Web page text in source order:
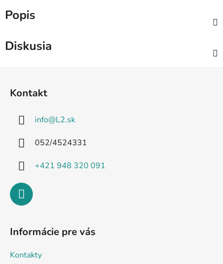
Popis
Diskusia
Kontakt
info@L2.sk
052/4524331
+421 948 320 091
Informácie pre vás
Kontakty